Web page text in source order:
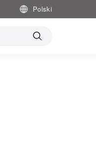
Polski